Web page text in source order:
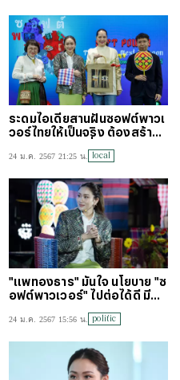
ระดมไอเดียสานฝันซอฟต์พาวเ
วอร์ไทยให้เป็นจริง ต้องสร้างทั
24 ม.ค. 2567 21:25 น. local
"แพทองธาร" มั่นใจ นโยบาย "ซ
อฟต์พาวเวอร์" ไปต่อได้ดี มีอน
24 ม.ค. 2567 15:56 น. politic